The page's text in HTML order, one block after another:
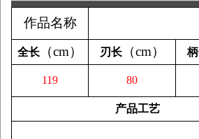
作品名称
全长 （cm） 刃长（cm）
119 80
产品工艺